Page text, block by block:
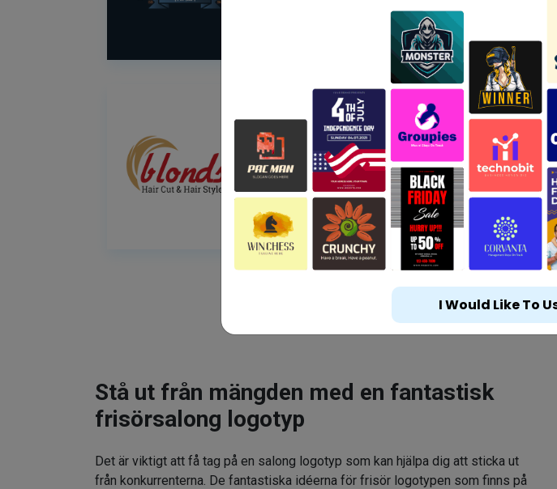
Stå ut från mängden med en fantastisk
frisörsalong logotyp
Det är viktigt att få tag på en salong logotyp som kan hjälpa dig att sticka ut
från konkurrenterna. De fantastiska idéerna för frisör logotypen som finns på
I Would Like To